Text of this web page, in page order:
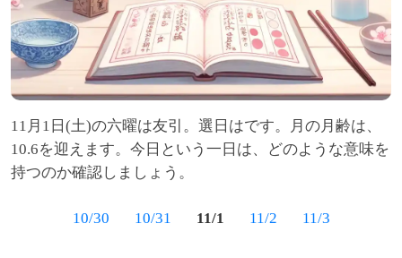
11月1日(土)の六曜は友引。選日はです。月の月齢は、
10.6を迎えます。今日という一日は、どのような意味を
持つのか確認しましょう。
10/30 10/31 11/1 11/2 11/3